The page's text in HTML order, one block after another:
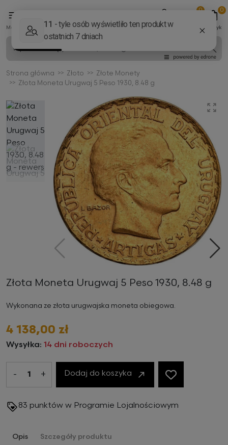
Menu Konto Ulubione
0 0
Koszyk
Strona główna Złoto
Złote Monety
Złota Moneta Urugwaj 5 Peso 1930, 8.48 g
Poprzedni
Złota Moneta Urugwaj 5 Peso 1930, 8.48 g
Wykonana ze złota urugwajska moneta obiegowa.
4 138,00 zł
Wysyłka: 14 dni roboczych
- + Dodaj do koszyka
83 punktów w Programie Lojalnościowym
Opis Szczegóły produktu